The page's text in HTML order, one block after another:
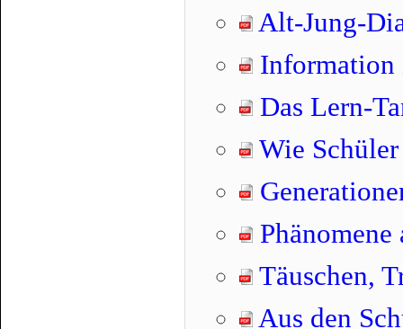
Alt-Jung-
Information
Das Lern-
Wie
Täuschen,
Aus den